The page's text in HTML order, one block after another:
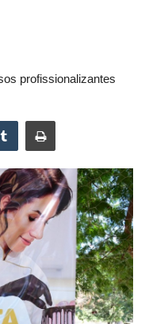
profissionalizantes